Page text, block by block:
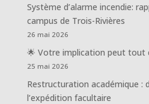
Système d’alarme incendie:
campus de Trois-Rivières
26 mai 2026
🌟 Votre implication peut tout
25 mai 2026
Restructuration académique :
l’expédition facultaire